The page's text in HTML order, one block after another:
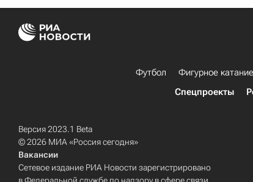
Футбол Фигурное катание
Спецпроекты
Версия 2023.1 Beta
© 2026 МИА «Россия сегодня»
Вакансии
Сетевое издание РИА Новости зарегистрировано